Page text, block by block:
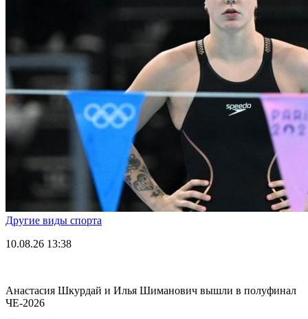
Другие виды спорта
10.08.26 13:38
Анастасия Шкурдай и Илья Шиманович вышли в полуфинал
ЧЕ-2026